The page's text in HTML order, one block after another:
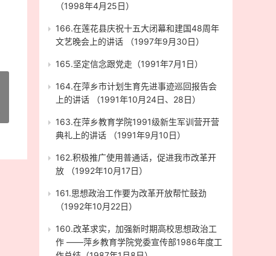
（1998年4月25日）
166.在莲花县庆祝十五大闭幕和建国48周年
文艺晚会上的讲话 （1997年9月30日）
165.坚定信念跟党走（1991年7月1日）
164.在萍乡市计划生育先进事迹巡回报告会
上的讲话 （1991年10月24日、28日）
163.在萍乡教育学院1991级新生军训营开营
典礼上的讲话 （1991年9月10日）
162.积极推广使用普通话，促进我市改革开
放 （1992年10月17日）
161.思想政治工作要为改革开放帮忙鼓劲
（1992年10月22日）
160.改革求实，加强新时期高校思想政治工
作 ——萍乡教育学院党委宣传部1986年度工